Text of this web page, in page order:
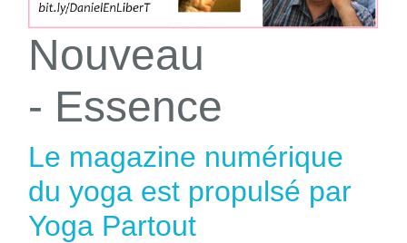
Nouveau
- Essence
Le magazine numérique
du yoga est propulsé par
Yoga Partout